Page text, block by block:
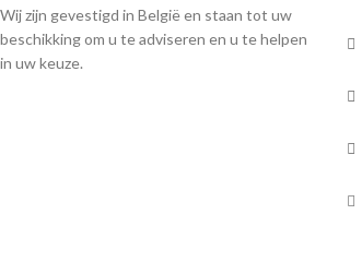
Wij zijn gevestigd in België en staan tot uw
beschikking om u te adviseren en u te helpen
in uw keuze.